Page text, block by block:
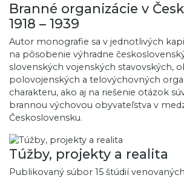
Branné organizácie v
1918 – 1939
Autor monografie sa v jednotlivých
na pôsobenie výhradne
slovenských vojenských stavovských,
polovojenských a telovýchovných
charakteru, ako aj na riešenie otázok
brannou výchovou obyvateľstva v
Československu.
Túžby, projekty a realita
Publikovaný súbor 15 štúdií